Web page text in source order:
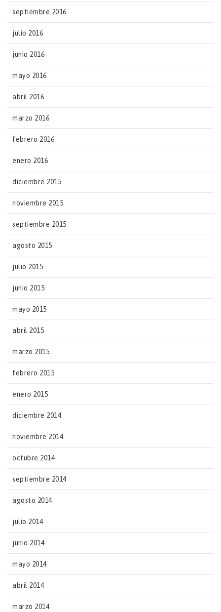
septiembre 2016
julio 2016
junio 2016
mayo 2016
abril 2016
marzo 2016
febrero 2016
enero 2016
diciembre 2015
noviembre 2015
septiembre 2015
agosto 2015
julio 2015
junio 2015
mayo 2015
abril 2015
marzo 2015
febrero 2015
enero 2015
diciembre 2014
noviembre 2014
octubre 2014
septiembre 2014
agosto 2014
julio 2014
junio 2014
mayo 2014
abril 2014
marzo 2014